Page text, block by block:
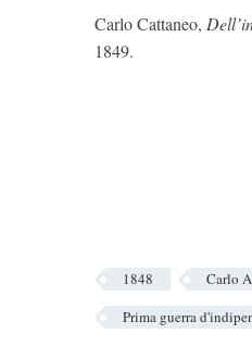
Carlo Cattaneo,
1849.
1848 Carlo
Prima guerra